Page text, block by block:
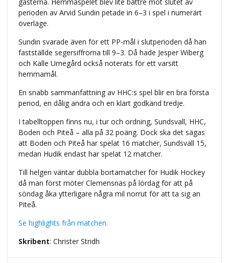
perioden av Arvid Sundin petade in 6–3 i spel i numerärt
överläge.
Sundin svarade även för ett PP-mål i slutperioden då han
fastställde segersiffrorna till 9–3. Då hade Jesper Wiberg
och Kalle Umegård också noterats för ett varsitt
hemmamål.
En snabb sammanfattning av HHC:s spel blir en bra första
period, en dålig andra och en klart godkänd tredje.
I tabelltoppen finns nu, i tur och ordning, Sundsvall, HHC,
Boden och Piteå – alla på 32 poäng. Dock ska det sägas
att Boden och Piteå har spelat 16 matcher, Sundsvall 15,
medan Hudik endast har spelat 12 matcher.
Till helgen väntar dubbla bortamatcher för Hudik Hockey
då man först möter Clemensnäs på lördag för att på
söndag åka ytterligare några mil norrut för att ta sig an
Piteå.
Se highlights från matchen.
Skribent: Christer Stridh